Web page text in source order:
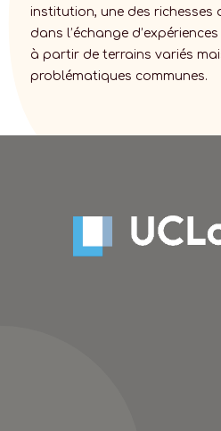
institution, une des richesses
dans l’échange
à partir de terrains variés
problématiques communes.